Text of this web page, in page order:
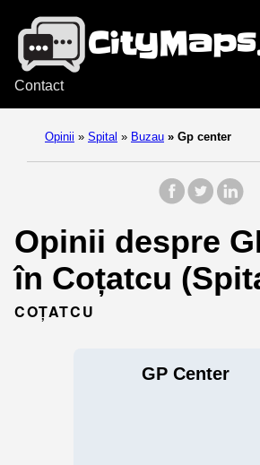
Contact
Opinii » Spital » Buzau » Gp center
Opinii despre
în Coțatcu
COȚATCU
GP Center